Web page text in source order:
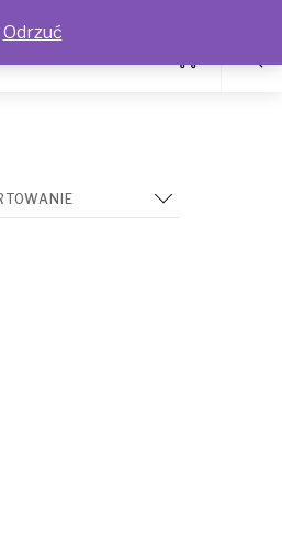
Odrzuć